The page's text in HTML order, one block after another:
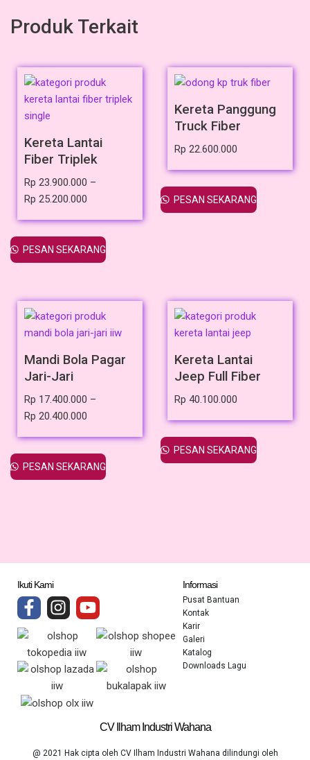
Produk Terkait
Kereta Lantai
Fiber Triplek
Rp 23.900.000 –
Rp 25.200.000
PESAN SEKARANG
Kereta Panggung
Truck Fiber
Rp 22.600.000
PESAN SEKARANG
Mandi Bola Pagar
Jari-Jari
Rp 17.400.000 –
Rp 20.400.000
PESAN SEKARANG
Kereta Lantai
Jeep Full Fiber
Rp 40.100.000
PESAN SEKARANG
CV Ilham Industri Wahana
@ 2021 Hak cipta oleh CV Ilham Industri Wahana dilindungi oleh
Informasi
Pusat Bantuan
Kontak
Karir
Galeri
Katalog
Downloads Lagu
Ikuti Kami